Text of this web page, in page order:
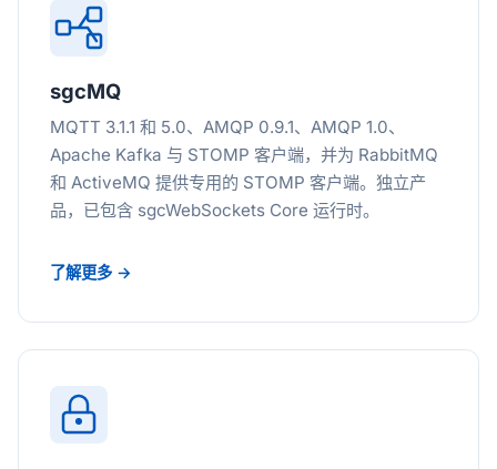
sgcMQ
MQTT 3.1.1 和 5.0、AMQP 0.9.1、AMQP 1.0、
Apache Kafka 与 STOMP 客户端，并为 RabbitMQ
和 ActiveMQ 提供专用的 STOMP 客户端。独立产
品，已包含 sgcWebSockets Core 运行时。
了解更多 →